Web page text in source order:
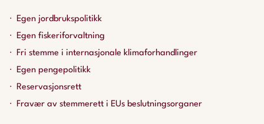
Egen jordbrukspolitikk
Egen fiskeriforvaltning
Fri stemme i internasjonale klimaforhandlinger
Egen pengepolitikk
Reservasjonsrett
Fravær av stemmerett i EUs beslutningsorganer